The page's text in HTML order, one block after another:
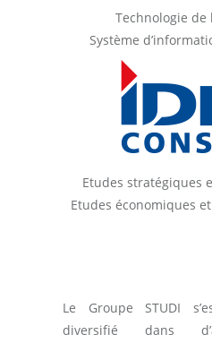
Technologie de
Système
Etudes stratégiques
Etudes économiques
Le Groupe STUDI
diversifié dans